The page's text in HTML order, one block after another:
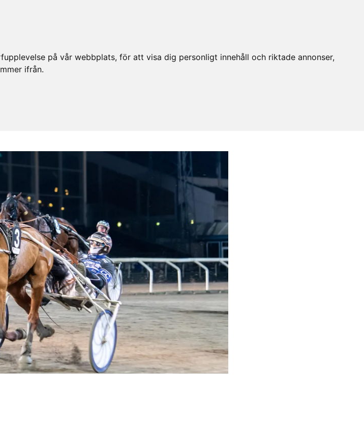
på vår webbplats, för att visa dig personligt innehåll och riktade annonser,
ifrån.